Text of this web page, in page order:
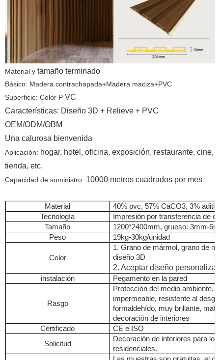
Material y tamaño terminado
Básico: Madera contrachapada+Madera maciza+PVC
Superficie: Color P VC
Características: Diseño 3D + Relieve + PVC
OEM/ODM/OBM
Una calurosa bienvenida
Aplicación: hogar, hotel, oficina, exposición, restaurante, cine,
tienda, etc.
Capacidad de suministro: 10000 metros cuadrados por mes
Material
40% pvc, 57% CaCO3, 3%
Tecnología
Impresión por transferencia de
Tamaño
1200*2400mm, grueso: 3mm-
Peso
19kg-30kg/unidad
Color
1. Grano de mármol, grano de
diseño 3D
2. Aceptar diseño
instalación Pegamento en la pared
Rasgo
Protección del medio ambiente,
impermeable, resistente al
formaldehído, muy brillante,
decoración de interiores
Certificado
CE e ISO
Solicitud
Decoración de interiores para
residenciales.